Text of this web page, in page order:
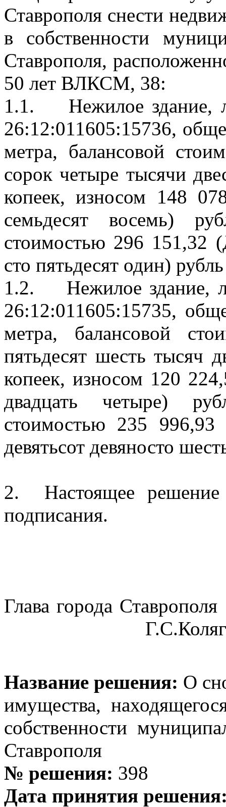
Ставрополя снести
в собственности
Ставрополя,
50 лет ВЛКСМ, 38:
1.1.
Нежилое здание,
26:12:011605:15736,
метра, балансовой
сорок четыре тысячи
копеек, износом 148
семьдесят восемь)
стоимостью 296 151,32
сто пятьдесят один)
1.2.
Нежилое здание,
26:12:011605:15735,
метра, балансовой
пятьдесят шесть тысяч
копеек, износом 120
двадцать четыре)
стоимостью 235 996,93
девятьсот девяносто
2.
Настоящее
подписания.
Глава города Ставрополя
Название решения: О
имущества,
собственности
Ставрополя
№ решения: 398
Дата принятия